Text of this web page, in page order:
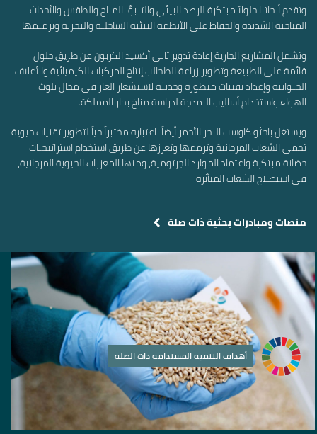
وتقدم أبحاثنا حلولاً مبتكرة للرصد البيئي والتنبؤ بالمناخ والطقس والأحداث
المناخية الشديدة والحفاظ على الأنظمة البيئية الساحلية والبحرية وترميمها.
وتشمل المشاريع الجارية إعادة تدوير ثاني أكسيد الكربون عن طريق حلول
قائمة على الطبيعة وتطوير زراعة الطحالب إنتاج المركبات الكيميائية والأعلاف
الحيوانية وإعداد تقنيات متطورة وحديثة لاستشعار الغاز في مجال تلوث
الهواء واستخدام أساليب النمذجة لدراسة مناخ بحار المملكة.
ويستغل باحثو كاوست البحر الأحمر أيضاً باعتباره مختبراً حياً لتطوير تقنيات حيوية
تحمي الشعاب المرجانية وترممها وتعززها عن طريق استخدام استراتيجيات
حضانة مبتكرة واعتماد الموارد الجرثومية، ومنها المعززات الحيوية المرجانية،
في استصلاح الشعاب المتأثرة.
منصات ومبادرات بحثية ذات صلة
أهداف التنمية المستدامة ذات الصلة